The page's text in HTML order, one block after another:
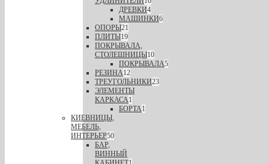
ДРЕВКИ4
МАШИНКИ6
ОПОРЫ21
ПЛИТЫ19
ПОКРЫВАЛА,
СТОЛЕШНИЦЫ10
ПОКРЫВАЛА5
РЕЗИНА12
ТРЕУГОЛЬНИКИ23
ЭЛЕМЕНТЫ
КАРКАСА1
БОРТА1
КИЕВНИЦЫ,
МЕБЕЛЬ,
ИНТЕРЬЕР50
БАР,
ВИННЫЙ